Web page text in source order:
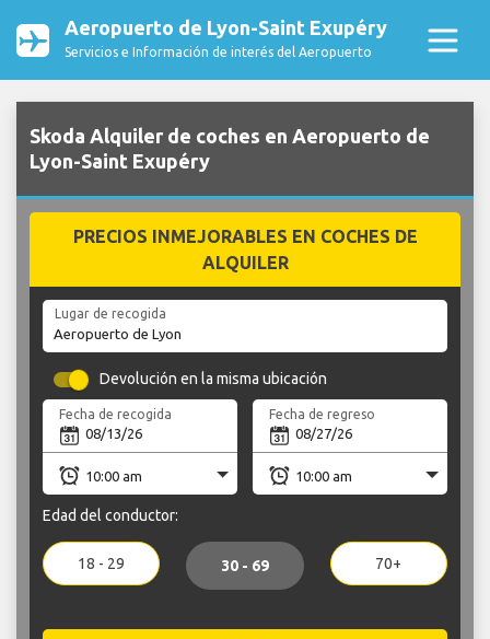
Aeropuerto de Lyon-Saint Exupéry
Servicios e Información de interés del Aeropuerto
Skoda Alquiler de coches en Aeropuerto de
Lyon-Saint Exupéry
PRECIOS INMEJORABLES EN COCHES DE
ALQUILER
Lugar de recogida
Devolución en la misma ubicación
Fecha de recogida Fecha de regreso
Edad del conductor:
18 - 29 30 - 69 70+